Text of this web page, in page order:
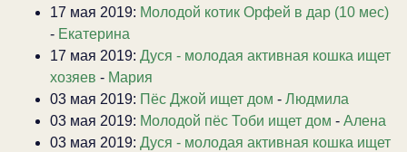
17 мая 2019: Молодой котик Орфей в дар (10 мес)
- Екатерина
17 мая 2019: Дуся - молодая активная кошка ищет
хозяев - Мария
03 мая 2019: Пёс Джой ищет дом - Людмила
03 мая 2019: Молодой пёс Тоби ищет дом - Алена
03 мая 2019: Дуся - молодая активная кошка ищет